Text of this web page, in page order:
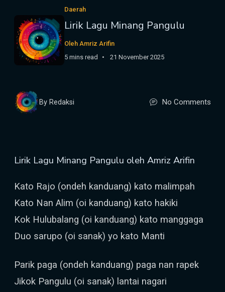
Daerah
Lirik Lagu Minang Pangulu
Oleh Amriz Arifin
5 mins read
21 November 2025
By Redaksi No Comments
Lirik Lagu Minang Pangulu oleh Amriz Arifin
Kato Rajo (ondeh kanduang) kato malimpah
Kato Nan Alim (oi kanduang) kato hakiki
Kok Hulubalang (oi kanduang) kato manggaga
Duo sarupo (oi sanak) yo kato Manti
Parik paga (ondeh kanduang) paga nan rapek
Jikok Pangulu (oi sanak) lantai nagari